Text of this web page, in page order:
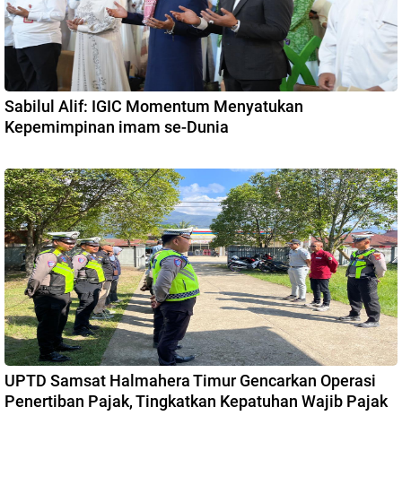
Sabilul Alif: IGIC Momentum Menyatukan
Kepemimpinan imam se-Dunia
UPTD Samsat Halmahera Timur Gencarkan Operasi
Penertiban Pajak, Tingkatkan Kepatuhan Wajib Pajak